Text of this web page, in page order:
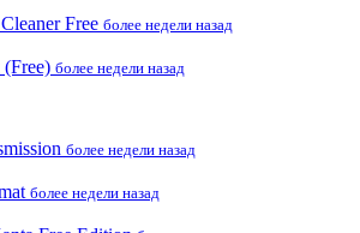
Free более недели назад
более недели назад
более недели назад
более недели назад